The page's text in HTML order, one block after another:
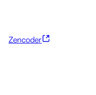
Zencoder